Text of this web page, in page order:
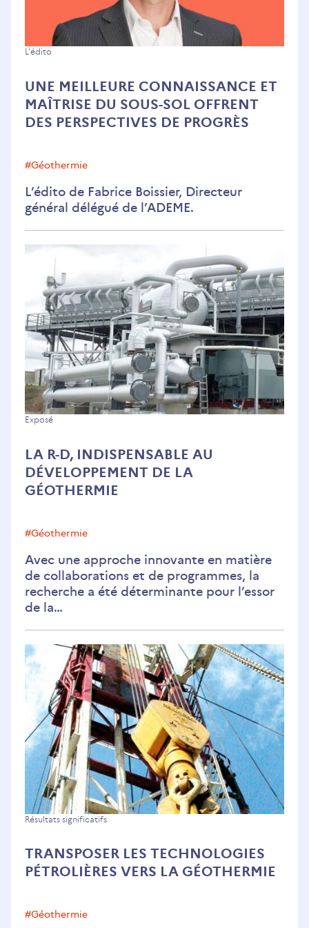
Une
connaissance
et
maîtrise
sous-
offrent
des
perspectives
de
progrès
UNE MEILLEURE CONNAISSANCE ET
MAÎTRISE DU SOUS-SOL OFFRENT
DES PERSPECTIVES DE PROGRÈS
L'édito
#géothermie
L’édito de Fabrice Boissier, Directeur
général délégué de l’ADEME.
La
D,
indispensable
au
de
géothermie
LA R-D, INDISPENSABLE AU
DÉVELOPPEMENT DE LA
GÉOTHERMIE
Exposé
#géothermie
Avec une approche innovante en matière
de collaborations et de programmes, la
recherche a été déterminante pour l’essor
de la…
Transposer
technologies
pétrolières
la
TRANSPOSER LES TECHNOLOGIES
PÉTROLIÈRES VERS LA GÉOTHERMIE
Résultats significatifs
#géothermie